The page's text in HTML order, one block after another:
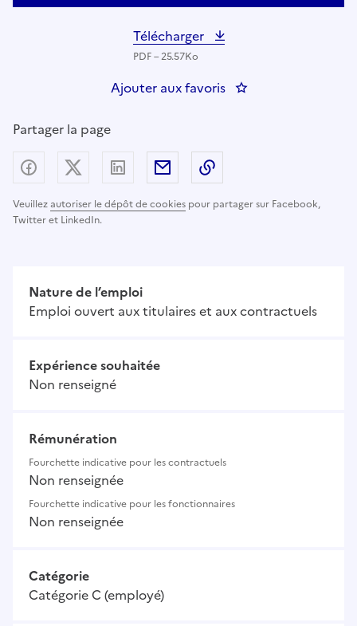
Télécharger
PDF – 25.57Ko
Ajouter aux favoris : AGENT DE
Partager la page
Veuillezautoriser le dépôt de cookies pour partager sur Facebook,
Twitter et LinkedIn.
Partager sur Facebook
Partager sur X (anciennement Twitter) -
Partager sur LinkedIn
Partager par email
Nature de l’emploi
Emploi ouvert aux titulaires et aux contractuels
Expérience souhaitée
Non renseigné
Rémunération
Fourchette indicative pour les contractuels
Non renseignée
Fourchette indicative pour les fonctionnaires
Non renseignée
Catégorie
Catégorie C (employé)